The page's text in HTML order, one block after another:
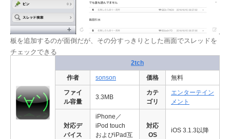
板を追加するのが面倒だが、その分すっきりとした画面でスレッドを
チェックできる
2tch
作者 sonson 価格 無料
ファイ
ル容量
3.3MB
カテ
ゴリ
エンターテイン
メント
対応デ
バイス
iPhone／
iPod touch
およびiPad互
対応
OS
iOS 3.1.3以降